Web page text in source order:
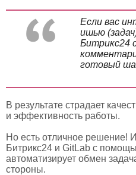
Если вас
ишью
Битрикс24
готовый
В результате страдает
и эффективность работы.
Но есть отличное решение!
Битрикс24 и GitLab с
автоматизирует обмен
стороны.